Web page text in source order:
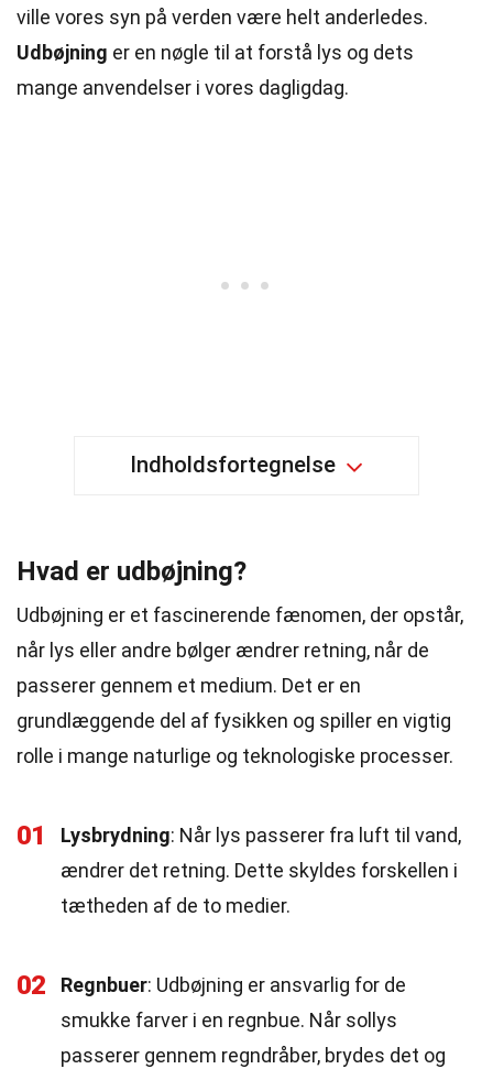
ville vores syn på verden være helt anderledes.
Udbøjning er en nøgle til at forstå lys og dets
mange anvendelser i vores dagligdag.
Indholdsfortegnelse
Hvad er udbøjning?
Udbøjning er et fascinerende fænomen, der opstår,
når lys eller andre bølger ændrer retning, når de
passerer gennem et medium. Det er en
grundlæggende del af fysikken og spiller en vigtig
rolle i mange naturlige og teknologiske processer.
01 Lysbrydning: Når lys passerer fra luft til vand,
ændrer det retning. Dette skyldes forskellen i
tætheden af de to medier.
02 Regnbuer: Udbøjning er ansvarlig for de
smukke farver i en regnbue. Når sollys
passerer gennem regndråber, brydes det og